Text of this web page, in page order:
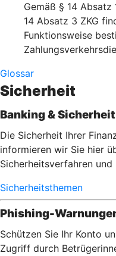
Gemäß § 14 Absatz
14 Absatz 3 ZKG
Funktionsweise
Glossar
Sicherheit
Banking & Sicherheit
Die Sicherheit Ihrer
informieren wir Sie hier
Sicherheitsverfahren
Sicherheitsthemen
Phishing-
Schützen Sie Ihr Konto
Zugriff durch